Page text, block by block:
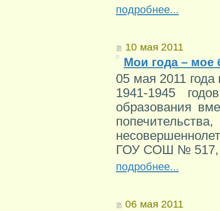
подробнее...
10 мая 2011
Мои года – мое
05 мая 2011
1941-1945
образования
ГОУ СОШ № 517,
подробнее...
06 мая 2011